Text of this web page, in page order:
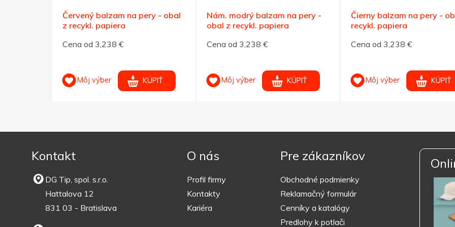
Červený balzam na pery - obal
z recykl. papiera
Cena od 3,238 €
Môj výber KÚPIŤ
Nám. modrý balzam na pery -
obal z recykl. papiera
Cena od 3,238 €
Môj výber KÚPIŤ
Čierny balzam na pery -
recykl. papiera
Cena od 3,238 €
Môj výber KÚPIŤ
Kontakt
DG Tip, spol. s.r.o.
Hattalova 12
831 03 - Bratislava
O nás
Profil firmy
Kontakty
Kariéra
Pre zákazníkov
Obchodné podmienky
Reklamačný formulár
Cenníky a katalógy
Predlohy k potlači